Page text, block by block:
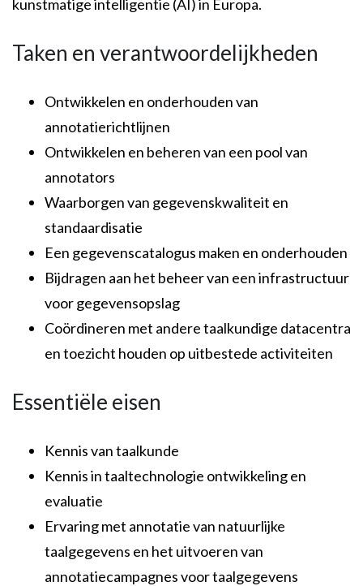
kunstmatige intelligentie (AI) in Europa.
Taken en verantwoordelijkheden
Ontwikkelen en onderhouden van
annotatierichtlijnen
Ontwikkelen en beheren van een pool van
annotators
Waarborgen van gegevenskwaliteit en
standaardisatie
Een gegevenscatalogus maken en onderhouden
Bijdragen aan het beheer van een infrastructuur
voor gegevensopslag
Coördineren met andere taalkundige datacentra
en toezicht houden op uitbestede activiteiten
Essentiële eisen
Kennis van taalkunde
Kennis in taaltechnologie ontwikkeling en
evaluatie
Ervaring met annotatie van natuurlijke
taalgegevens en het uitvoeren van
annotatiecampagnes voor taalgegevens